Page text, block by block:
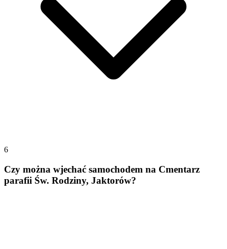
6
Czy można wjechać samochodem na Cmentarz
parafii Św. Rodziny, Jaktorów?